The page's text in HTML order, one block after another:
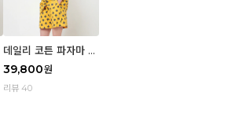
데일리 코튼 파자마 반
팔 세트 (우먼) - 01 Mi
z
39,800원
리뷰 40